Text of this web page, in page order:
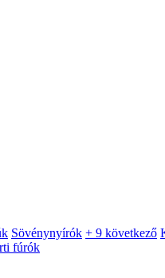
Sövénynyírók + 9 következő
fúrók